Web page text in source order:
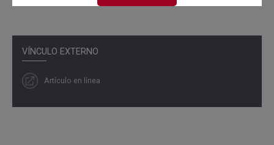
VÍNCULO EXTERNO
Artículo en línea